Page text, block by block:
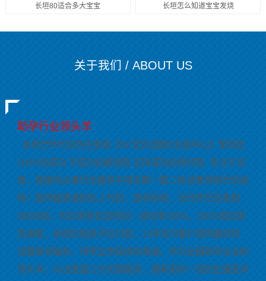
长垣80适合多大宝宝 长垣怎么知道宝宝发烧
关于我们 / ABOUT US
助孕行业领头羊
长垣代怀代孕包生男孩【NF宝贝(国际)生殖中心】零风险
100%包成功 不成功全额退款 支持成功后再付款- 专注于试
管，是国内从事代孕服务中排名数一数二的试管供卵代孕机
构！提供最靠谱的私人代妈、助孕妈妈，且代怀代生费用
30000起，包生男孩包选性别！成功率100%，100%成功保
您满意，承诺先抱孩子后付款，13年来为客户提供最好的
试管助孕服务，带来生命延续的希望。作为全国助孕企业的
领头羊，以试管婴儿为优势服务，拥有国内一流的生殖医学